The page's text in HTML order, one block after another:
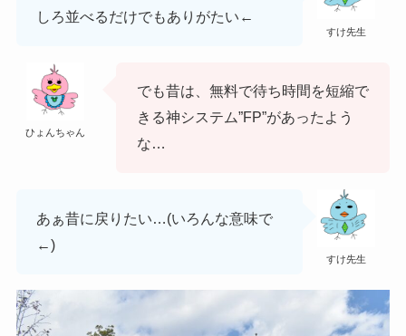
すけ先生
しろ並べるだけでもありがたい←
ひょんちゃん
でも昔は、無料で待ち時間を短縮で
きる神システム”FP”があったよう
な…
すけ先生
あぁ昔に戻りたい…(いろんな意味で
←)